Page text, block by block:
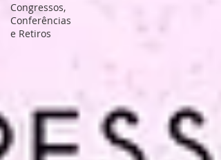
Congressos,
Conferências
e Retiros